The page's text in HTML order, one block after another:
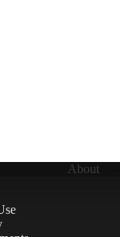
About